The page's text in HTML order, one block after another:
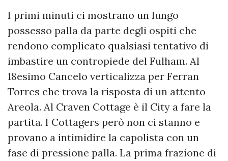
I primi minuti ci mostrano un lungo
possesso palla da parte degli ospiti che
rendono complicato qualsiasi tentativo di
imbastire un contropiede del Fulham. Al
18esimo Cancelo verticalizza per Ferran
Torres che trova la risposta di un attento
Areola. Al Craven Cottage è il City a fare la
partita. I Cottagers però non ci stanno e
provano a intimidire la capolista con un
fase di pressione palla. La prima frazione di